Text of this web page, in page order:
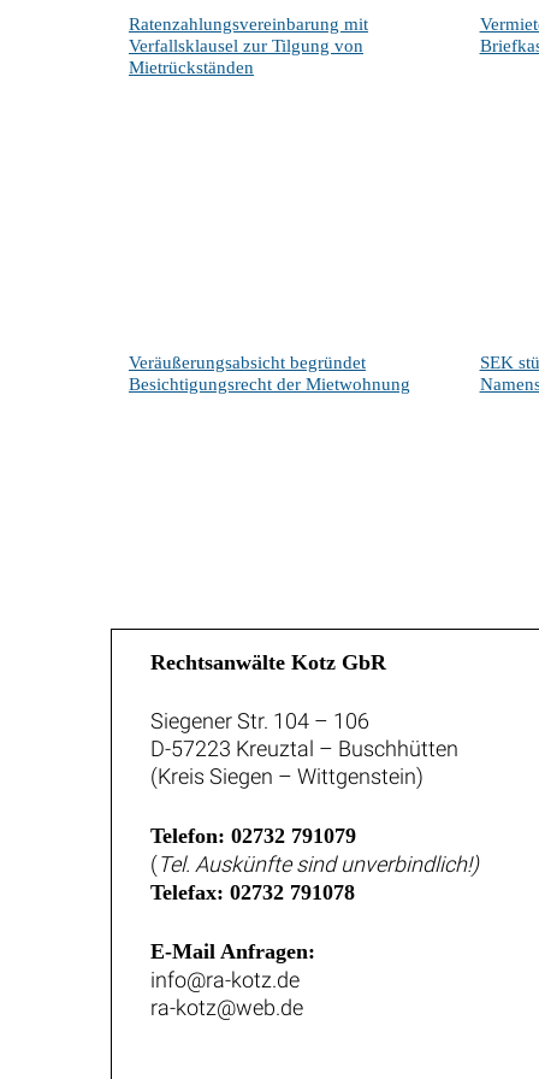
Ratenzahlungsvereinbarung mit
Verfallsklausel zur Tilgung von
Mietrückständen
Veräußerungsabsicht begründet
Besichtigungsrecht der Mietwohnung
SEK
Rechtsanwälte Kotz GbR
Siegener Str. 104 – 106
D-57223 Kreuztal – Buschhütten
(Kreis Siegen – Wittgenstein)
Telefon: 02732 791079
(Tel. Auskünfte sind unverbindlich!)
Telefax: 02732 791078
E-Mail Anfragen:
info@ra-kotz.de
ra-kotz@web.de